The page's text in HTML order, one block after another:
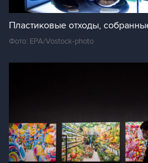
Пластиковые отходы,
Фото: EPA/Vostock-photo